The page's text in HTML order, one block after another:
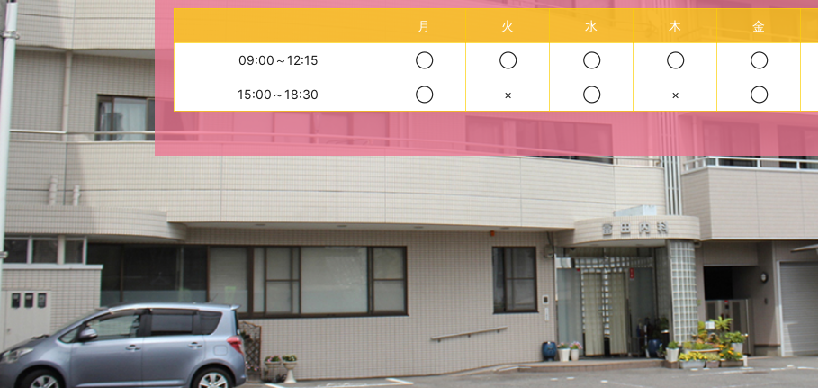
月 火 水 木 金
09:00～12:15 ◯ ◯ ◯ ◯ ◯
15:00～18:30 ◯ × ◯ × ◯